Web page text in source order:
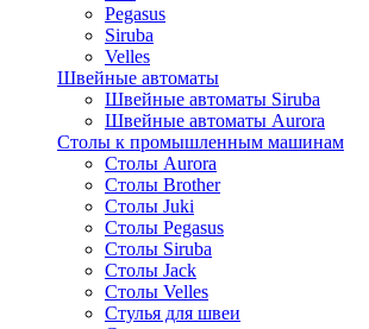
Pegasus
Siruba
Velles
Швейные автоматы
Швейные автоматы Siruba
Швейные автоматы Aurora
Столы к промышленным машинам
Столы Aurora
Столы Brother
Столы Juki
Столы Pegasus
Столы Siruba
Столы Jack
Столы Velles
Стулья для швеи